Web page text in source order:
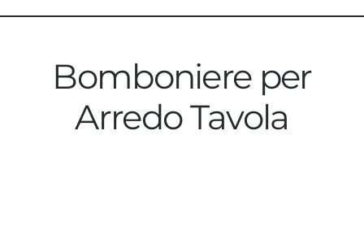
Bomboniere per
Arredo Tavola